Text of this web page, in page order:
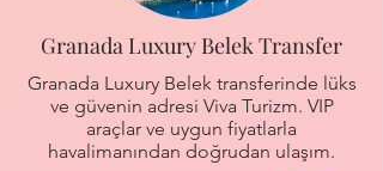
Granada Luxury Belek Transfer
Granada Luxury Belek transferinde lüks
ve güvenin adresi Viva Turizm. VIP
araçlar ve uygun fiyatlarla
havalimanından doğrudan ulaşım.